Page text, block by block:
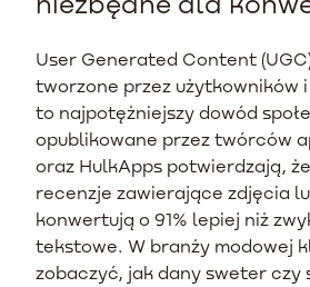
User Generated Content
tworzone przez użytkowników
to najpotężniejszy dowód
opublikowane przez twórców
oraz HulkApps potwierdzają,
recenzje zawierające zdjęcia
konwertują o 91% lepiej niż
tekstowe. W branży modowej
zobaczyć, jak dany sweter czy